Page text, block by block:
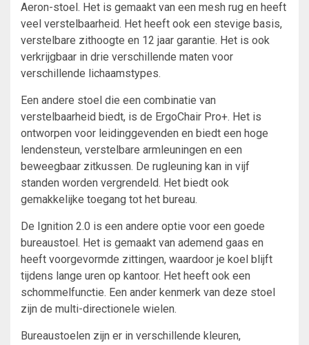
Aeron-stoel. Het is gemaakt van een mesh rug en heeft
veel verstelbaarheid. Het heeft ook een stevige basis,
verstelbare zithoogte en 12 jaar garantie. Het is ook
verkrijgbaar in drie verschillende maten voor
verschillende lichaamstypes.
Een andere stoel die een combinatie van
verstelbaarheid biedt, is de ErgoChair Pro+. Het is
ontworpen voor leidinggevenden en biedt een hoge
lendensteun, verstelbare armleuningen en een
beweegbaar zitkussen. De rugleuning kan in vijf
standen worden vergrendeld. Het biedt ook
gemakkelijke toegang tot het bureau.
De Ignition 2.0 is een andere optie voor een goede
bureaustoel. Het is gemaakt van ademend gaas en
heeft voorgevormde zittingen, waardoor je koel blijft
tijdens lange uren op kantoor. Het heeft ook een
schommelfunctie. Een ander kenmerk van deze stoel
zijn de multi-directionele wielen.
Bureaustoelen zijn er in verschillende kleuren,